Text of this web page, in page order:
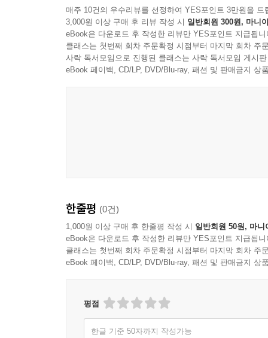
매주 10건의 우수리뷰를 선정하여 YES포인트 3만원을 드
3,000원 이상 구매 후 리뷰 작성 시 일반회원 300원, 마니
eBook은 다운로드 후 작성한 리뷰만 YES포인트 지급됩니
클래스는 첫번째 회차 주문확정 시점부터 마지막 회차 주
사락 독서모임으로 진행된 클래스는 사락 독서모임 게시
eBook 페이백, CD/LP, DVD/Blu-ray, 패션 및 판매금지 상
한줄평 (0건)
1,000원 이상 구매 후 한줄평 작성 시 일반회원 50원, 마니
eBook은 다운로드 후 작성한 리뷰만 YES포인트 지급됩니
클래스는 첫번째 회차 주문확정 시점부터 마지막 회차 주
eBook 페이백, CD/LP, DVD/Blu-ray, 패션 및 판매금지 상
평점
한글 기준 50자까지 작성가능